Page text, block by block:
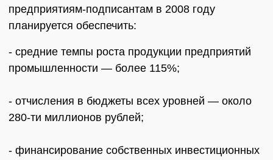
предприятиям-подписантам в 2008 году
планируется обеспечить:
- средние темпы роста продукции предприятий
промышленности — более 115%;
- отчисления в бюджеты всех уровней — около
280-ти миллионов рублей;
- финансирование собственных инвестиционных